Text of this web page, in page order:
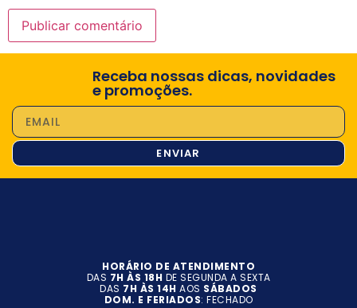
Receba nossas dicas, novidades
e promoções.
ENVIAR
HORÁRIO DE ATENDIMENTO
DAS 7H ÀS 18H DE SEGUNDA A SEXTA
DAS 7H ÀS 14H AOS SÁBADOS
DOM. E FERIADOS: FECHADO